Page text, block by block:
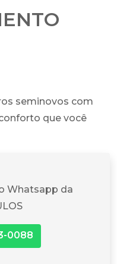
seminovos com
que você
Whatsapp da
0088